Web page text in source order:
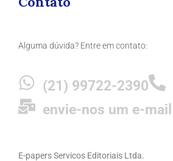
Alguma dúvida? Entre em contato:
(21) 99722-2390
envie-nos um e-mail
E-papers Servicos Editoriais Ltda.